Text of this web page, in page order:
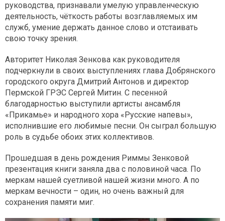
руководства, признавали умелую управленческую
деятельность, чёткость работы возглавляемых им
служб, умение держать данное слово и отстаивать
свою точку зрения.
Авторитет Николая Зенкова как руководителя
подчеркнули в своих выступлениях глава Добрянского
городского округа Дмитрий Антонов и директор
Пермской ГРЭС Сергей Митин. С песенной
благодарностью выступили артисты ансамбля
«Прикамье» и народного хора «Русские напевы»,
исполнившие его любимые песни. Он сыграл большую
роль в судьбе обоих этих коллективов.
Прошедшая в день рождения Риммы Зенковой
презентация книги заняла два с половиной часа. По
меркам нашей суетливой нашей жизни много. А по
меркам вечности – один, но очень важный для
сохранения памяти миг.